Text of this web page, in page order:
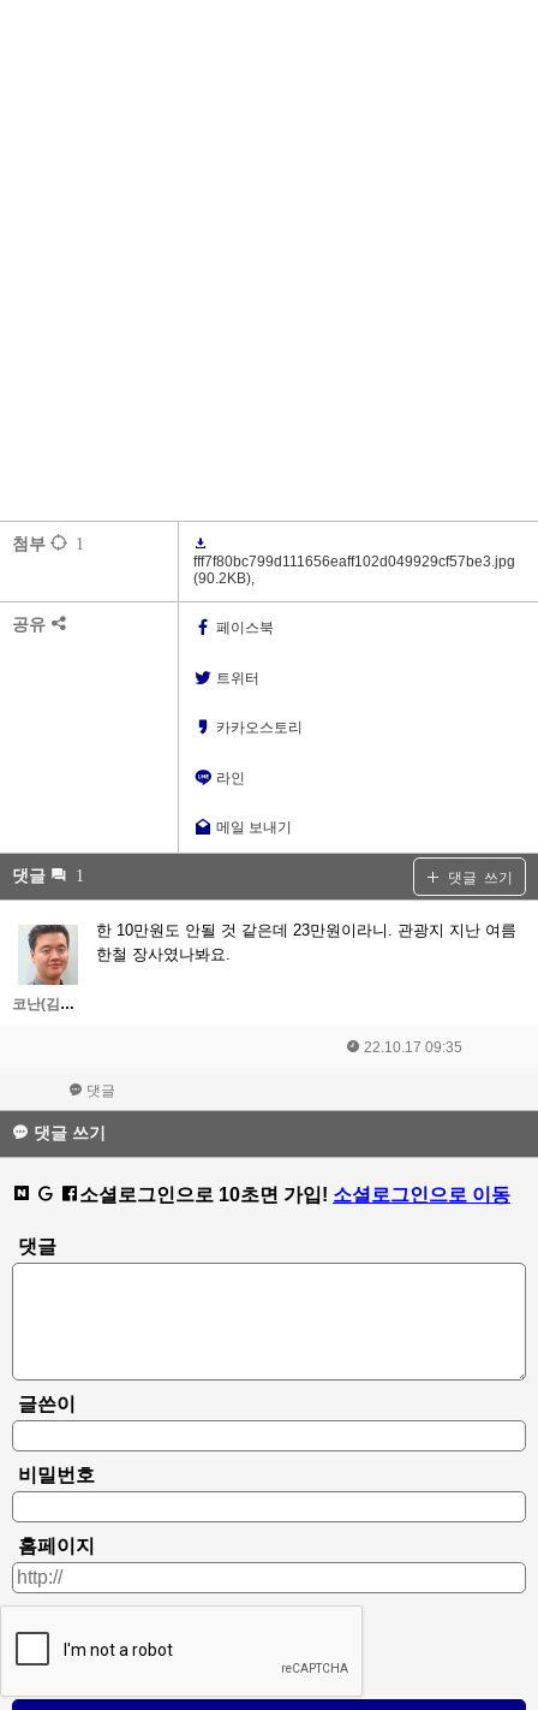
첨부
1
fff7f80bc799d111656eaff102d049929cf57be3.jpg
(90.2KB),
공유 페이스북
트위터
카카오스토리
라인
메일 보내기
댓글 1 댓글 쓰기
코난(김대우)
한 10만원도 안될 것 같은데 23만원이라니. 관광지 지난 여름
한철 장사였나봐요.
22.10.17 09:35
댓글
댓글 쓰기
소셜로그인으로 10초면 가입! 소셜로그인으로 이동
댓글
글쓴이
비밀번호
홈페이지